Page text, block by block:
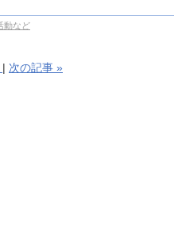
動など
次の記事 »